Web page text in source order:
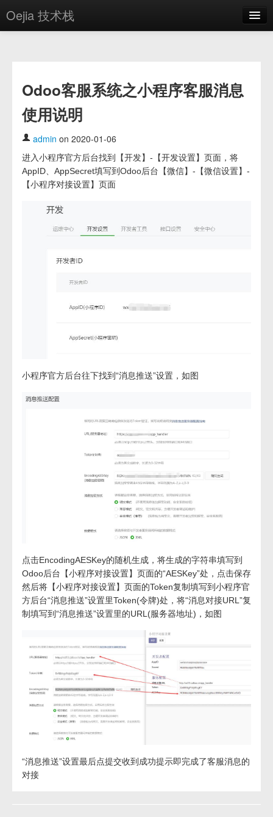
Oejia 技术栈
方案
OE学院
分享
关于
编辑器
Odoo客服系统之小程序客服消息
使用说明
admin on 2020-01-06
进入小程序官方后台找到【开发】-【开发设置】页面，将
AppID、AppSecret填写到Odoo后台【微信】-【微信设置】-
【小程序对接设置】页面
小程序官方后台往下找到“消息推送”设置，如图
点击EncodingAESKey的随机生成，将生成的字符串填写到
Odoo后台【小程序对接设置】页面的“AESKey”处，点击保存
然后将【小程序对接设置】页面的Token复制填写到小程序官
方后台“消息推送”设置里Token(令牌)处，将“消息对接URL”复
制填写到“消息推送”设置里的URL(服务器地址)，如图
“消息推送”设置最后点提交收到成功提示即完成了客服消息的
对接